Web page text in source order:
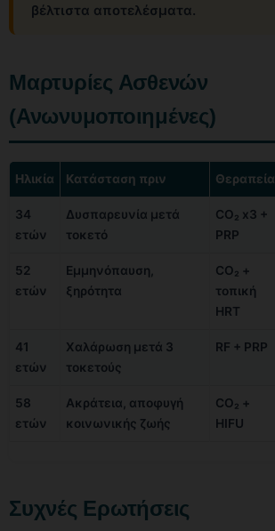
βέλτιστα αποτελέσματα.
Μαρτυρίες Ασθενών
(Ανωνυμοποιημένες)
Ηλικία Κατάσταση πριν Θεραπεία
34
ετών
Δυσπαρευνία μετά
τοκετό
CO₂ x3 +
PRP
52
ετών
Εμμηνόπαυση,
ξηρότητα
CO₂ +
τοπική
ΗRT
41
ετών
Χαλάρωση μετά 3
τοκετούς
RF + PRP
58
ετών
Ακράτεια, αποφυγή
κοινωνικής ζωής
CO₂ +
HIFU
Συχνές Ερωτήσεις